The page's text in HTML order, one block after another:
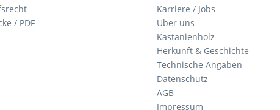
/ PDF -
Karriere / Jobs
Über uns
Kastanienholz
Herkunft & Geschichte
Technische Angaben
Datenschutz
AGB
Impressum